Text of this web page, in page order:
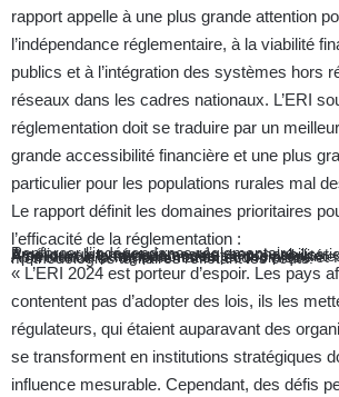
rapport appelle à une plus grande attention
l’indépendance réglementaire, à la viabilité
publics et à l’intégration des systèmes hors
réseaux dans les cadres nationaux. L’ERI
réglementation doit se traduire par un
grande accessibilité financière et une plus
particulier pour les populations rurales mal
Le rapport définit les domaines prioritaires
l’efficacité de la réglementation :
Renforcer l’indépendance réglementaire
Améliorer les mécanismes de
Promouvoir la transparence et la prévisibilité
Améliorer la participation des parties
Approfondir la réglementation économique et faire progresser les méthodologies tarifaires reflétant les coûts.
« L’ERI 2024 est porteur d’espoir. Les pays
contentent pas d’adopter des lois, ils les
régulateurs, qui étaient auparavant des
se transforment en institutions stratégiques
influence mesurable. Cependant, des défis